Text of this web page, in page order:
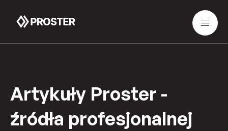
Artykuły Proster -
źródła profesjonalnej